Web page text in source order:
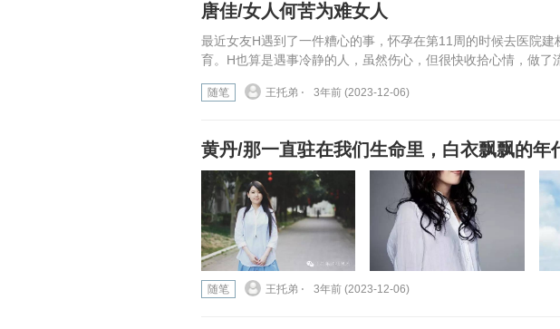
唐佳/女人何苦为难女人
最近女友H遇到了一件糟心的事，怀孕在第11周的时候去医院
育。H也算是遇事冷静的人，虽然伤心，但很快收拾心情，做了
随笔 王托弟 ⋅ 3年前 (2023-12-06)
黄丹/那一直驻在我们生命里，白衣飘飘的年
随笔 王托弟 ⋅ 3年前 (2023-12-06)